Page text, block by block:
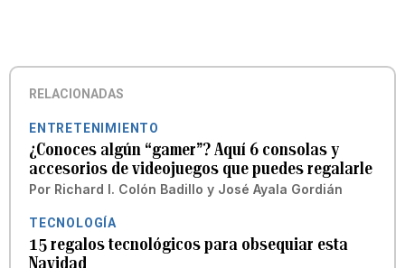
RELACIONADAS
ENTRETENIMIENTO
¿Conoces algún “gamer”? Aquí 6 consolas y
accesorios de videojuegos que puedes regalarle
Por Richard I. Colón Badillo y José Ayala Gordián
TECNOLOGÍA
15 regalos tecnológicos para obsequiar esta
Navidad